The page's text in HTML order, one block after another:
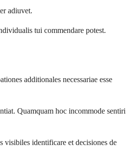
adiuvet.
tui commendare potest.
additionales necessariae esse
Quamquam hoc incommode sentiri
visibiles identificare et decisiones de